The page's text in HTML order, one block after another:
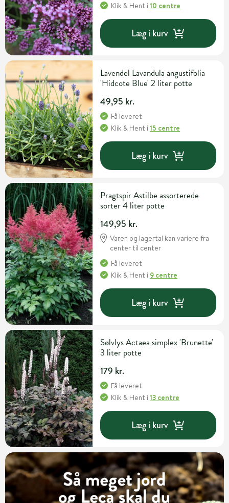
Klik & Hent i10 centre
Læg i kurv
Lavendel Lavandula angustifolia
'Hidcote Blue' 2 liter potte
49,95 kr.
Få leveret
Klik & Hent i15 centre
Læg i kurv
Pragtspir Astilbe assorterede
sorter 4 liter potte
149,95 kr.
Varen og lagertal kan variere fra
center til center
Få leveret
Klik & Hent i 9 centre
Læg i kurv
Sølvlys Actaea simplex 'Brunette'
3 liter potte
179 kr.
Få leveret
Klik & Hent i13 centre
Læg i kurv